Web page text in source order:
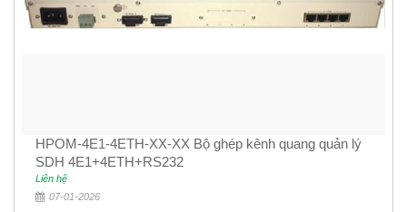
HPOM-4E1-4ETH-XX-XX Bộ ghép kênh quang quản lý
SDH 4E1+4ETH+RS232
Liên hệ
07-01-2026